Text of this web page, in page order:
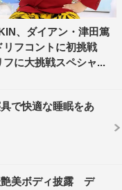
、ダイアン・津田篤
リフコントに初挑戦
フに大挑戦スペシャ...
で快適な睡眠をあ
艶美ボディ披露 デ